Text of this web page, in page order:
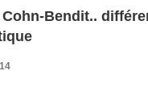
Cohn-Bendit..